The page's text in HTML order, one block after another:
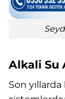
Alkali Su
Son